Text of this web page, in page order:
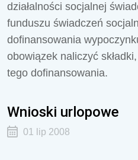
działalności socjalnej
funduszu świadczeń
dofinansowania
obowiązek naliczyć
tego dofinansowania.
Wnioski urlopowe
01 lip 2008